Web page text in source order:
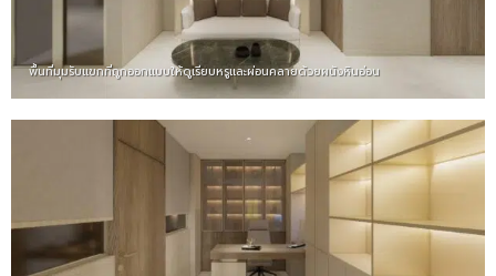
พื้นที่มุมรับแขกที่ถูกออกแบบให้ดูเรียบหรูและผ่อนคลายด้วยผนังหินอ่อน